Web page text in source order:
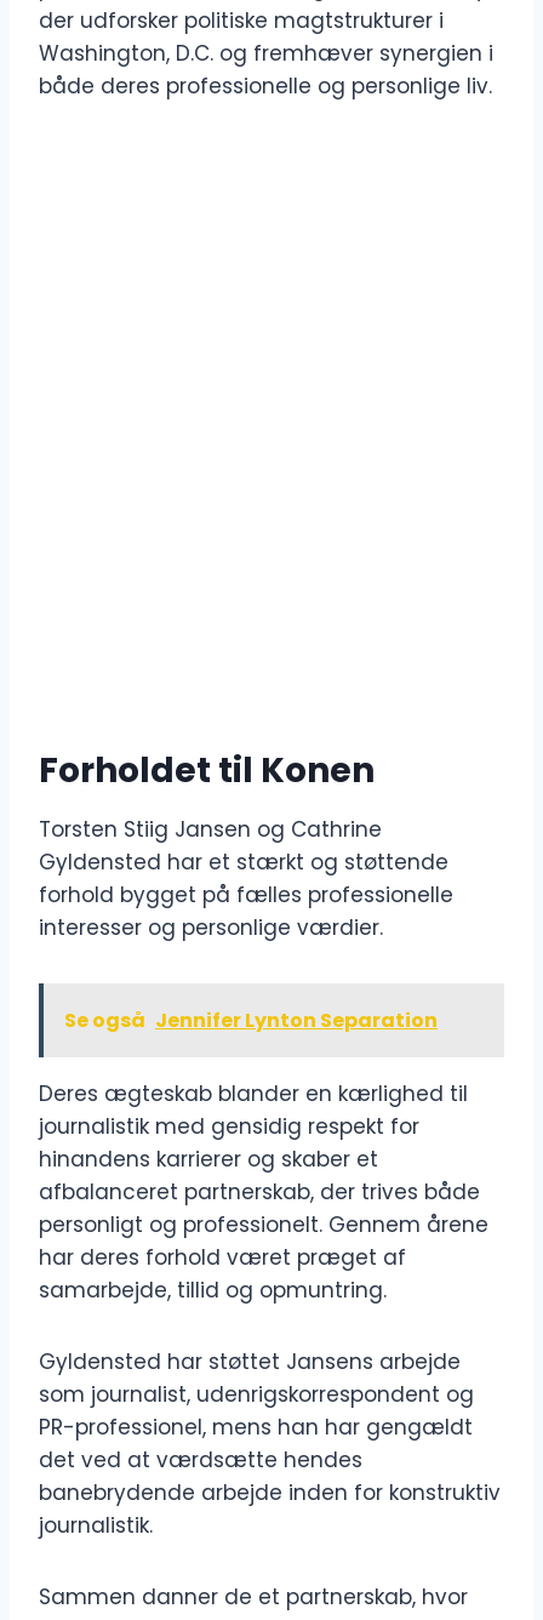
der udforsker politiske magtstrukturer i
Washington, D.C. og fremhæver synergien i
både deres professionelle og personlige liv.
Forholdet til Konen
Torsten Stiig Jansen og Cathrine
Gyldensted har et stærkt og støttende
forhold bygget på fælles professionelle
interesser og personlige værdier.
Se også Jennifer Lynton Separation
Deres ægteskab blander en kærlighed til
journalistik med gensidig respekt for
hinandens karrierer og skaber et
afbalanceret partnerskab, der trives både
personligt og professionelt. Gennem årene
har deres forhold været præget af
samarbejde, tillid og opmuntring.
Gyldensted har støttet Jansens arbejde
som journalist, udenrigskorrespondent og
PR-professionel, mens han har gengældt
det ved at værdsætte hendes
banebrydende arbejde inden for konstruktiv
journalistik.
Sammen danner de et partnerskab, hvor